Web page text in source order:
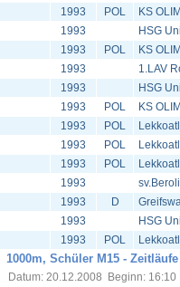
1993 POL
KS
1993
HSG
1993 POL
KS
1993
1.LAV
1993
HSG
1993 POL
KS
1993 POL
1993 POL
1993 POL
1993
1993 D
1993
HSG
1993 POL
1000m, Schüler M15 - Zeitläufe
Datum: 20.12.2008 Beginn: 16:10